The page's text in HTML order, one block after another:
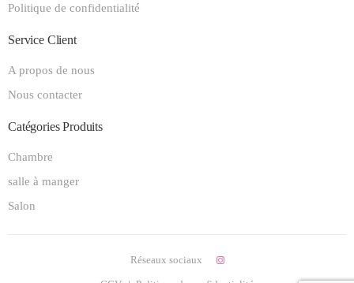
Politique de confidentialité
Service Client
A propos de nous
Nous contacter
Catégories Produits
Chambre
salle à manger
Salon
Réseaux sociaux